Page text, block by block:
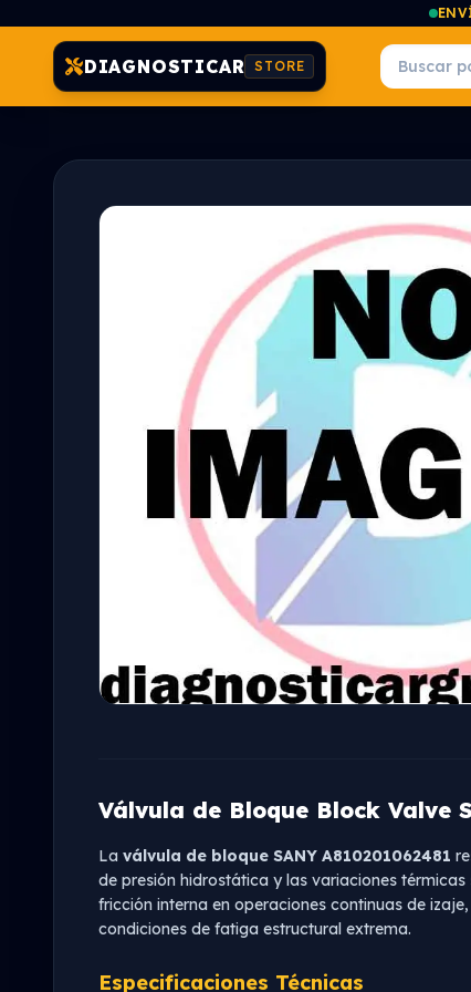
DIAGNOSTICAR STORE
Válvula de Bloque Block Valve
La válvula de bloque SANY A810201062481
de presión hidrostática y las variaciones
fricción interna en operaciones continuas de
condiciones de fatiga estructural extrema.
Especificaciones Técnicas